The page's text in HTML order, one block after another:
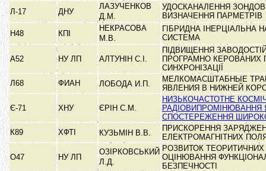
Л-17
ДНУ
ЛАЗУЧЕНКОВ
Д.М.
УДОСКАНАЛЕННЯ
ВИЗНАЧЕННЯ ПАРМЕТРІВ
Н48
КПІ
НЕКРАСОВА
М.В.
ГІБРИДНА ІНЕРЦІАЛЬНА
СИСТЕМА
А52 НУ ЛП АЛТУНІН С.І.
ПІДВИЩЕННЯ
ПРОГРАМНО КЕРОВАНИХ
СИНХРОНІЗАЦІЇ
Л68
ФИАН ЛОБОДА И.П.
МЕЛКОМАСШТАБНЫЕ
ЯВЛЕНИЯ В НИЖНЕЙ
Є-71 ХНУ ЄРІН С.М.
НИЗЬКОЧАСТОТНЕ
РАДІОВИПРОМІНЮВАННЯ
СПОСТЕРЕЖЕННЯ
К89
ХФТІ КУЗЬМІН В.В.
ПРИСКОРЕННЯ
ЕЛЕКТРОМАГНІТНИХ
О47 НУ ЛП
ОЗІРКОВСЬКИЙ
Л.Д.
РОЗВИТОК
ОЦІНЮВАННЯ
БЕЗПЕЧНОСТІ